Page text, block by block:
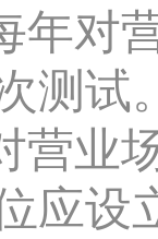
年对
测试。
营业
应设